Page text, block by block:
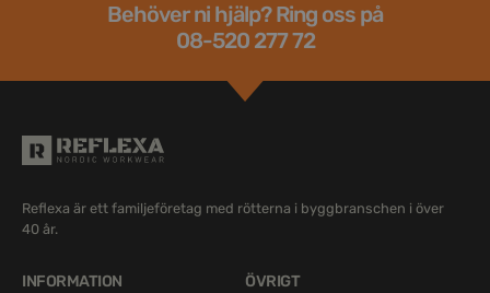
Behöver ni hjälp? Ring oss på
08-520 277 72
Reflexa är ett familjeföretag med rötterna i byggbranschen i över
40 år.
INFORMATION ÖVRIGT